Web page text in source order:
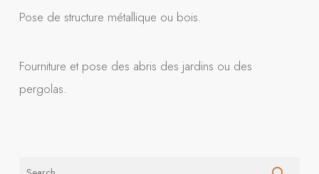
Pose de structure métallique ou bois.
Fourniture et pose des abris des jardins ou des
pergolas.